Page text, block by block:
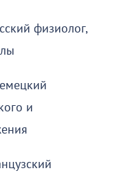
физиолог,
и